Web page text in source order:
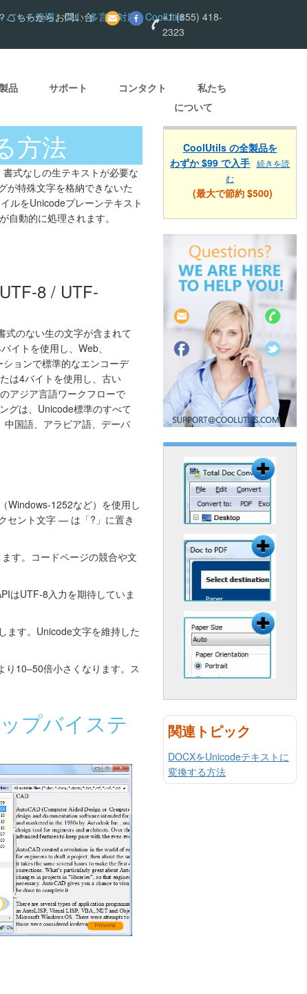
ッチ処理、CLI、多言語対応 | CoolUtils
こちらからお問い合
+1 (855) 418-
2323
品 サポート コンタクト
私たち
について
方法
式なしの生テキストが必要な
が特殊文字を格納できないた
ルをUnicodeプレーンテキスト
動的に処理されます。
8 / UTF-
式のない生の文字が含まれて
イトを使用し、Web、
ョンで標準的なエンコーデ
は4バイトを使用し、古い
アジア言語ワークフローで
グは、Unicode標準のすべて
国語、アラビア語、デーバ
Windows-1252など）を使用し
セント文字 — は「?」に置き
す。コードページの競合や文
はUTF-8入力を期待していま
す。Unicode文字を維持した
10–50倍小さくなります。ス
プバイステ
CoolUtils の全製品を
わずか $99 で入手 続きを読
む
(最大で節約 $500)
関連トピック
DOCXをUnicodeテキストに
変換する方法